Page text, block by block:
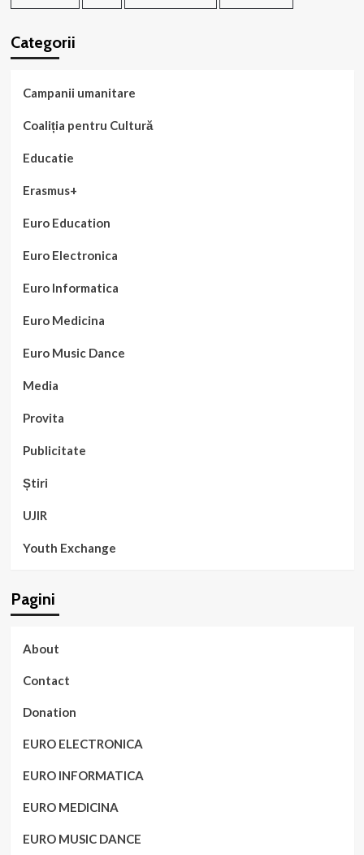
Categorii
Campanii umanitare
Coaliția pentru Cultură
Educatie
Erasmus+
Euro Education
Euro Electronica
Euro Informatica
Euro Medicina
Euro Music Dance
Media
Provita
Publicitate
Știri
UJIR
Youth Exchange
Pagini
About
Contact
Donation
EURO ELECTRONICA
EURO INFORMATICA
EURO MEDICINA
EURO MUSIC DANCE